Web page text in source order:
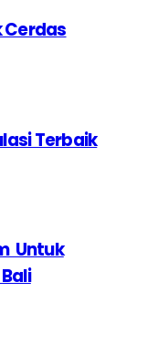
Cerdas
Terbaik
Untuk